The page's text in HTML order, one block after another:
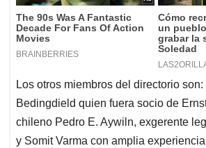
Los otros miembros del directorio
Bedingdield quien fuera socio de
chileno Pedro E. Aywiln, exgerente
y Somit Varma con amplia